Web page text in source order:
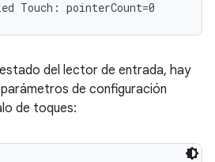
del lector de entrada, hay
de configuración
de toques: